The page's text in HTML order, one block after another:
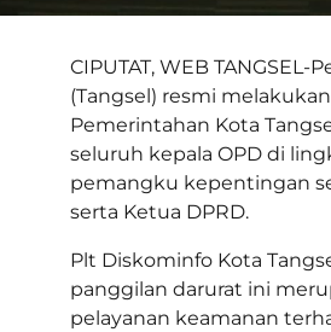
CIPUTAT, WEB
(Tangsel) resmi
Pemerintahan Kota
seluruh kepala OPD di
pemangku kepentingan
serta Ketua DPRD.
Plt Diskominfo Kota
panggilan darurat ini
pelayanan keamanan